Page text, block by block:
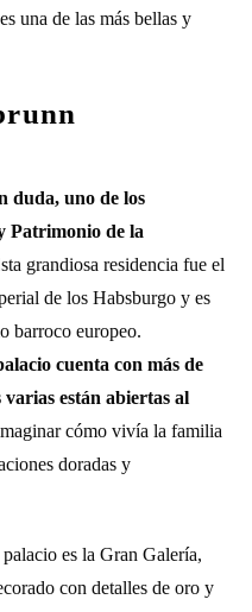
una de las más bellas y
duda, uno de los
Patrimonio de la
grandiosa residencia fue el
de los Habsburgo y es
barroco europeo.
cuenta con más de
varias están abiertas al
cómo vivía la familia
doradas y
es la Gran Galería,
con detalles de oro y